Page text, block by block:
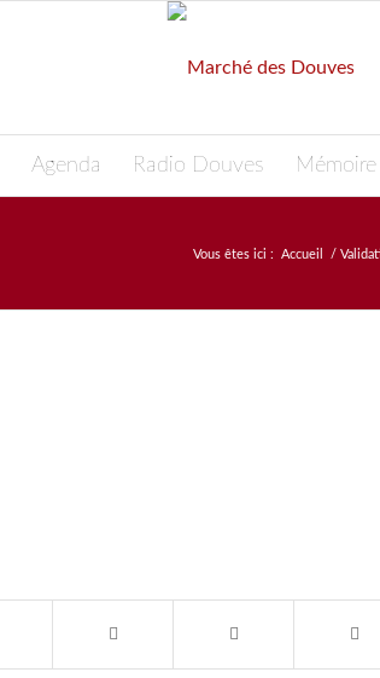
Agenda Radio Douves
Vous êtes ici : Accueil /